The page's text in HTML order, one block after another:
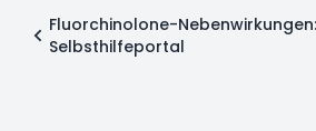
Fluorchinolone-
Selbsthilfeportal